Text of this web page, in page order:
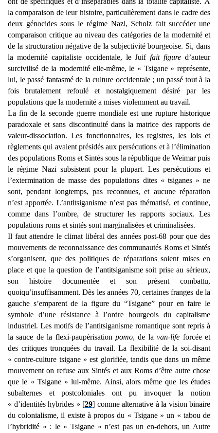
la comparaison de leur histoire, particulièrement dans le cadre des
deux génocides sous le régime Nazi, Scholz fait succéder une
comparaison critique au niveau des catégories de la modernité et
de la structuration négative de la subjectivité bourgeoise. Si, dans
la modernité capitaliste occidentale, le Juiffait figure d’auteur
surcivilisé de la modernité elle-même, le « Tsigane » représente,
lui, le passé fantasmé de la culture occidentale ; un passé tout à la
fois brutalement refoulé et nostalgiquement désiré par les
populations que la modernité a mises violemment au travail.
La fin de la seconde guerre mondiale est une rupture historique
paradoxale et sans discontinuité dans la matrice des rapports de
valeur-dissociation. Les fonctionnaires, les registres, les lois et
règlements qui avaient présidés aux persécutions et à l’élimination
des populations Roms et Sintés sous la république de Weimar puis
le régime Nazi subsistent pour la plupart. Les persécutions et
l’extermination de masse des populations dites « tsiganes » ne
sont, pendant longtemps, pas reconnues, et aucune réparation
n’est apportée. L’antitsiganisme n’est pas thématisé, et continue,
comme dans l’ombre, de structurer les rapports sociaux. Les
populations roms et sintés sont marginalisées et criminalisées.
Il faut attendre le climat libéral des années post-68 pour que des
mouvements de reconnaissance des communautés Roms et Sintés
s’organisent, que des politiques de réparations soient mises en
place et que la question de l’antitsiganisme soit prise au sérieux,
son histoire documentée et son présent combattu,
quoiqu’insuffisamment. Dès les années 70, certaines franges de la
gauche s’emparent de la figure du “Tsigane” pour en faire le
symbole d’une résistance à l’ordre bourgeois du capitalisme
industriel. Les motifs de l’antitsiganisme romantique sont repris à
la sauce de la flexi-paupérisation pomo, de lavan-life forcée et
des critiques tronquées du travail. La flexibilité de la soi-disant
« contre-culture tsigane » est glorifiée, tandis que dans un même
mouvement on refuse aux Sintés et aux Roms d’être autre chose
que le « Tsigane » lui-même. Ainsi, alors même que les études
subalternes et postcoloniales ont pu invoquer la notion
« d’identités hybrides » [29] comme alternative à la vision binaire
du colonialisme, il existe à propos du « Tsigane » un « tabou de
l’hybridité » : le « Tsigane » n’est pas un en-dehors, un Autre